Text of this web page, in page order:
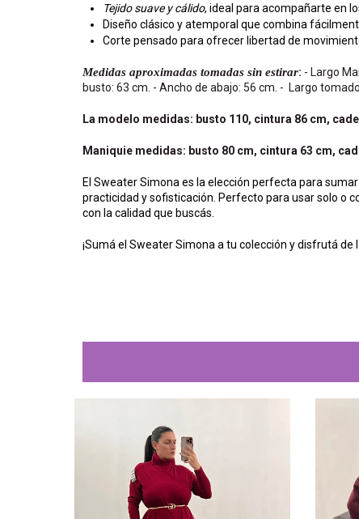
Tejido suave y cálido, ideal para acompañarte en
Diseño clásico y atemporal que combina
Corte pensado para ofrecer libertad de
Medidas aproximadas tomadas sin estirar: - Largo
busto: 63 cm. - Ancho de abajo: 56 cm. - Largo
La modelo medidas: busto 110, cintura 86 cm,
Maniquie medidas: busto 80 cm, cintura 63 cm,
El Sweater Simona es la elección perfecta para
practicidad y sofisticación. Perfecto para usar solo o
con la calidad que buscás.
¡Sumá el Sweater Simona a tu colección y disfrutá de